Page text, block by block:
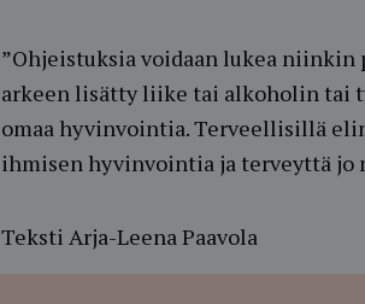
”Ohjeistuksia voidaan lukea
arkeen lisätty liike tai alkoholin tai
omaa hyvinvointia. Terveellisillä
ihmisen hyvinvointia ja terveyttä jo
Teksti Arja-Leena Paavola